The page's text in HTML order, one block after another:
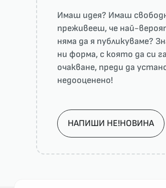
Имаш идея? Имаш
преживееш, че най-
няма да я публикуваме?
ни форма, с която да си
очакване, преди да
недооценено!
НАПИШИ НЕ!НОВИНА